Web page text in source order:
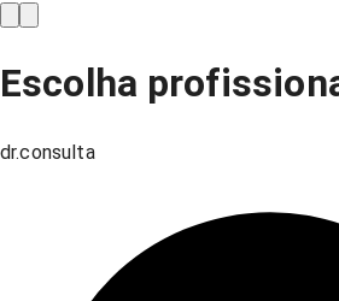
Escolha
dr.consulta